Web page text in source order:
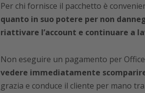
Per chi fornisce il pacchetto è
quanto in suo potere per non
riattivare l’account e continuare a
Non eseguire un pagamento per
vedere immediatamente
grazia e conduce il cliente per mano